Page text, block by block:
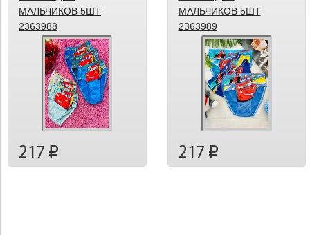
МАЛЬЧИКОВ 5ШТ
2363988
217 p
МАЛЬЧИКОВ 5ШТ
2363989
217 p